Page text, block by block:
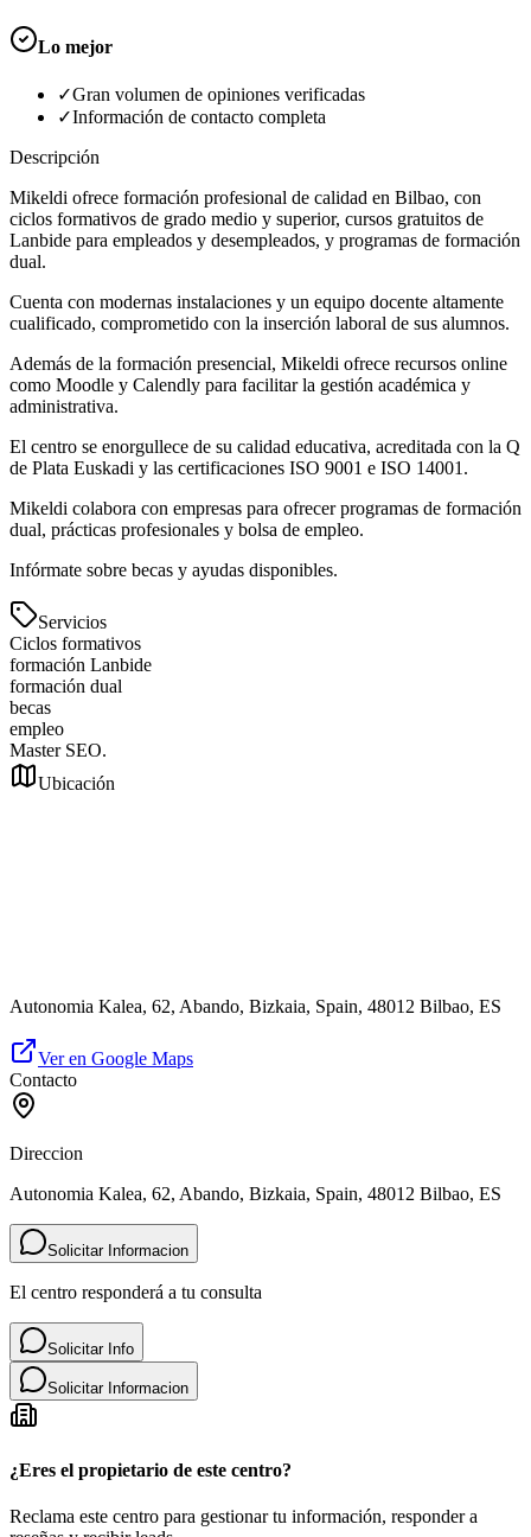
Lo mejor
✓Gran volumen de opiniones verificadas
✓Información de contacto completa
Descripción
Mikeldi ofrece formación profesional de calidad en Bilbao, con
ciclos formativos de grado medio y superior, cursos gratuitos de
Lanbide para empleados y desempleados, y programas de formación
dual.
Cuenta con modernas instalaciones y un equipo docente altamente
cualificado, comprometido con la inserción laboral de sus alumnos.
Además de la formación presencial, Mikeldi ofrece recursos online
como Moodle y Calendly para facilitar la gestión académica y
administrativa.
El centro se enorgullece de su calidad educativa, acreditada con la Q
de Plata Euskadi y las certificaciones ISO 9001 e ISO 14001.
Mikeldi colabora con empresas para ofrecer programas de formación
dual, prácticas profesionales y bolsa de empleo.
Infórmate sobre becas y ayudas disponibles.
Servicios
Ciclos formativos
formación Lanbide
formación dual
becas
empleo
Master SEO.
Ubicación
Autonomia Kalea, 62, Abando, Bizkaia, Spain, 48012 Bilbao, ES
Ver en Google Maps
Contacto
Direccion
Autonomia Kalea, 62, Abando, Bizkaia, Spain, 48012 Bilbao, ES
Solicitar Informacion
El centro responderá a tu consulta
Solicitar Info
Solicitar Informacion
¿Eres el propietario de este centro?
Reclama este centro para gestionar tu información, responder a